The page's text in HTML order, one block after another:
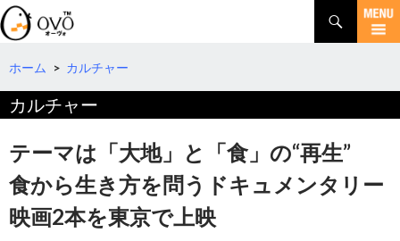
検
索
コ
テ
ツ
へ
ホーム > カルチャー
カルチャー
テーマは「大地」と「食」の“再生”
食から生き方を問うドキュメンタリー
映画2本を東京で上映